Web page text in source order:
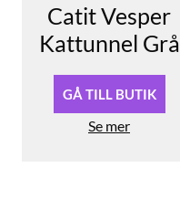
Catit Vesper
Kattunnel Grå
GÅ TILL BUTIK
Se mer